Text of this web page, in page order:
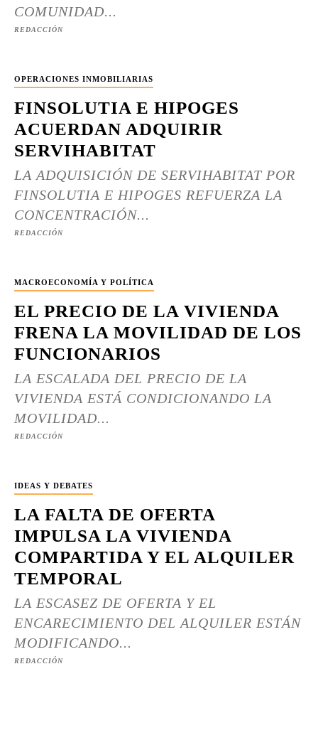
COMUNIDAD...
REDACCIÓN
OPERACIONES INMOBILIARIAS
FINSOLUTIA E HIPOGES
ACUERDAN ADQUIRIR
SERVIHABITAT
LA ADQUISICIÓN DE SERVIHABITAT POR
FINSOLUTIA E HIPOGES REFUERZA LA
CONCENTRACIÓN...
REDACCIÓN
MACROECONOMÍA Y POLÍTICA
EL PRECIO DE LA VIVIENDA
FRENA LA MOVILIDAD DE LOS
FUNCIONARIOS
LA ESCALADA DEL PRECIO DE LA
VIVIENDA ESTÁ CONDICIONANDO LA
MOVILIDAD...
REDACCIÓN
IDEAS Y DEBATES
LA FALTA DE OFERTA
IMPULSA LA VIVIENDA
COMPARTIDA Y EL ALQUILER
TEMPORAL
LA ESCASEZ DE OFERTA Y EL
ENCARECIMIENTO DEL ALQUILER ESTÁN
MODIFICANDO...
REDACCIÓN